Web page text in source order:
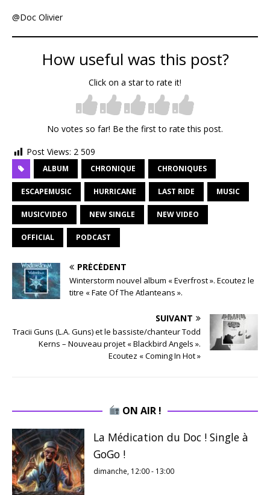
@Doc Olivier
How useful was this post?
Click on a star to rate it!
No votes so far! Be the first to rate this post.
Post Views: 2 509
ALBUM CHRONIQUE CHRONIQUES
ESCAPEMUSIC HURRICANE LAST RIDE MUSIC
MUSICVIDEO NEW SINGLE NEW VIDEO
OFFICIAL PODCAST
PRÉCÉDENT
Winterstorm nouvel album « Everfrost ». Ecoutez le
titre « Fate Of The Atlanteans ».
SUIVANT
Tracii Guns (L.A. Guns) et le bassiste/chanteur Todd
Kerns – Nouveau projet « Blackbird Angels ».
Ecoutez « Coming In Hot »
ON AIR !
La Médication du Doc ! Single à
GoGo !
dimanche, 12:00- 13:00